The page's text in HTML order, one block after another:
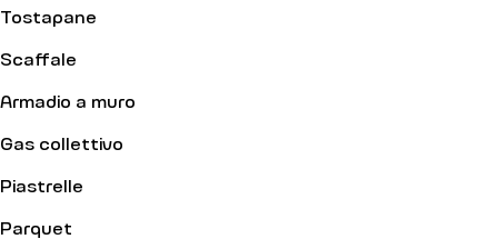
Tostapane
Scaffale
Armadio a muro
Gas collettivo
Piastrelle
Parquet